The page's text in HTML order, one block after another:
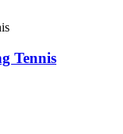
Tennis